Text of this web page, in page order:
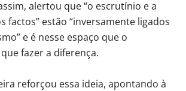
alertou que “o escrutínio e a
factos” estão “inversamente ligados
e é nesse espaço que o
fazer a diferença.
reforçou essa ideia, apontando à